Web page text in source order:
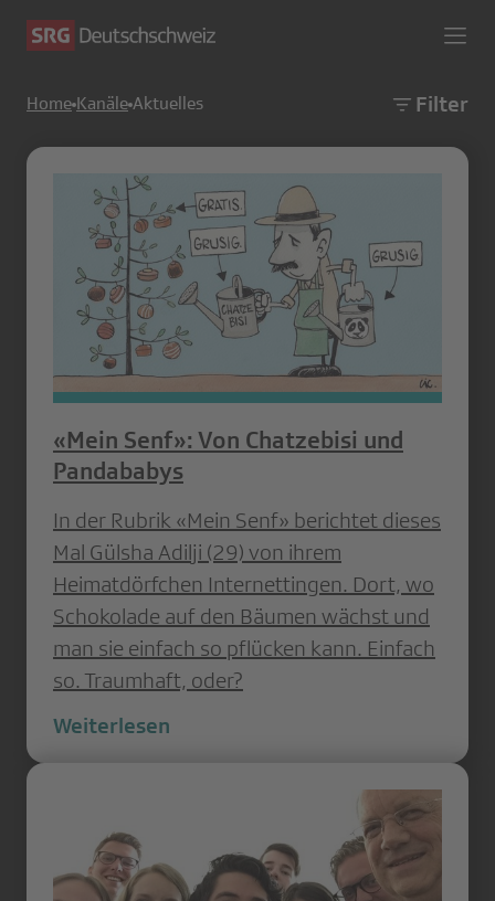
Home Kanäle Aktuelles Filter
«Mein Senf»: Von Chatzebisi und
Pandababys
In der Rubrik «Mein Senf» berichtet dieses
Mal Gülsha Adilji (29) von ihrem
Heimatdörfchen Internettingen. Dort, wo
Schokolade auf den Bäumen wächst und
man sie einfach so pflücken kann. Einfach
so. Traumhaft, oder?
Weiterlesen